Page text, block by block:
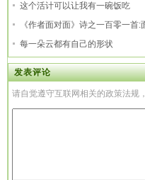
这个活计可以让我有一碗饭吃
《作者面对面》诗之一百零一
每一朵云都有自己的形状
发表评论
请自觉遵守互联网相关的政策法规